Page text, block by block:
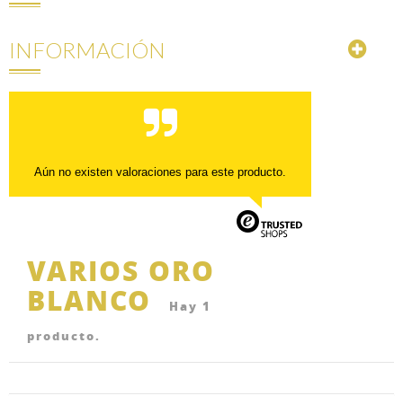
INFORMACIÓN
Aún no existen valoraciones para este producto.
VARIOS ORO
BLANCO
Hay 1
producto.